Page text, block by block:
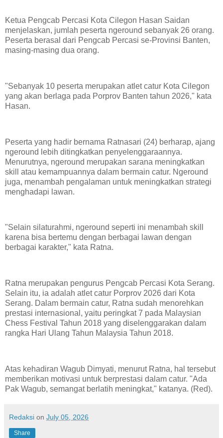
Ketua Pengcab Percasi Kota Cilegon Hasan Saidan
menjelaskan, jumlah peserta ngeround sebanyak 26 orang.
Peserta berasal dari Pengcab Percasi se-Provinsi Banten,
masing-masing dua orang.
"Sebanyak 10 peserta merupakan atlet catur Kota Cilegon
yang akan berlaga pada Porprov Banten tahun 2026," kata
Hasan.
Peserta yang hadir bernama Ratnasari (24) berharap, ajang
ngeround lebih ditingkatkan penyelenggaraannya.
Menurutnya, ngeround merupakan sarana meningkatkan
skill atau kemampuannya dalam bermain catur. Ngeround
juga, menambah pengalaman untuk meningkatkan strategi
menghadapi lawan.
"Selain silaturahmi, ngeround seperti ini menambah skill
karena bisa bertemu dengan berbagai lawan dengan
berbagai karakter," kata Ratna.
Ratna merupakan pengurus Pengcab Percasi Kota Serang.
Selain itu, ia adalah atlet catur Porprov 2026 dari Kota
Serang. Dalam bermain catur, Ratna sudah menorehkan
prestasi internasional, yaitu peringkat 7 pada Malaysian
Chess Festival Tahun 2018 yang diselenggarakan dalam
rangka Hari Ulang Tahun Malaysia Tahun 2018.
Atas kehadiran Wagub Dimyati, menurut Ratna, hal tersebut
memberikan motivasi untuk berprestasi dalam catur. "Ada
Pak Wagub, semangat berlatih meningkat," katanya. (Red).
Redaksi on July 05, 2026
Share